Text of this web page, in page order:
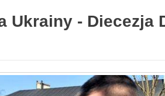
Ukrainy - Diecezja